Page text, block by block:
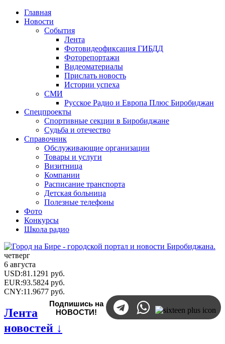
Главная
Новости
События
Лента
Фотовидеофиксация ГИБДД
Фоторепортажи
Видеоматериалы
Прислать новость
Истории успеха
СМИ
Русское Радио и Европа Плюс Биробиджан
Спецпроекты
Спортивные секции в Биробиджане
Судьба и отечество
Справочник
Обслуживающие организации
Товары и услуги
Визитница
Компании
Расписание транспорта
Детская больница
Полезные телефоны
Фото
Конкурсы
Школа радио
четверг
6 августа
USD:81.1291 руб.
EUR:93.5824 руб.
CNY:11.9677 руб.
Подпишись на
НОВОСТИ!
Лента
новостей ↓